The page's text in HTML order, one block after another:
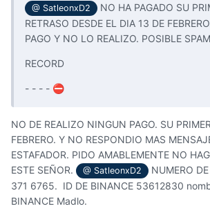
@ SatleonxD2
NO HA PAGADO SU
RETRASO DESDE EL DIA 13 DE
PAGO Y NO LO REALIZO. POSIBLE
RECORD
- - - - ⛔
NO DE REALIZO NINGUN PAGO. SU
FEBRERO. Y NO RESPONDIO MAS
ESTAFADOR. PIDO AMABLEMENTE NO
ESTE SEÑOR.
@ SatleonxD2
NUMERO
371 6765. ID DE BINANCE 53612830
BINANCE Madlo.